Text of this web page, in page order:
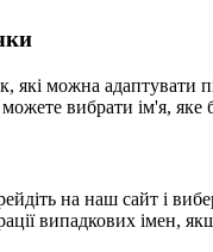
можна адаптувати
вибрати ім'я, яке
на наш сайт і
випадкових імен,